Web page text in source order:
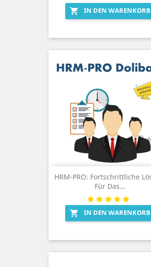
 IN DEN WARENKORB
HRM-PRO: Fortschrittliche
Für Das...
 IN DEN WARENKORB